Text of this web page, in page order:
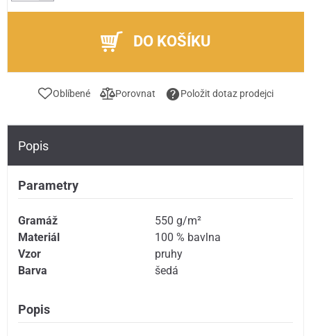
DO KOŠÍKU
Oblíbené Porovnat Položit dotaz prodejci
Popis
Parametry
Gramáž
550 g/m²
Materiál
100 % bavlna
Vzor
pruhy
Barva
šedá
Popis